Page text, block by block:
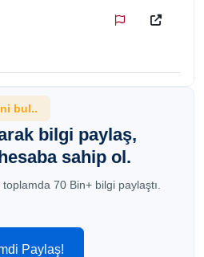
bul..
bilgi paylaş,
sahip ol.
70 Bin+ bilgi paylaştı.
Paylaş!